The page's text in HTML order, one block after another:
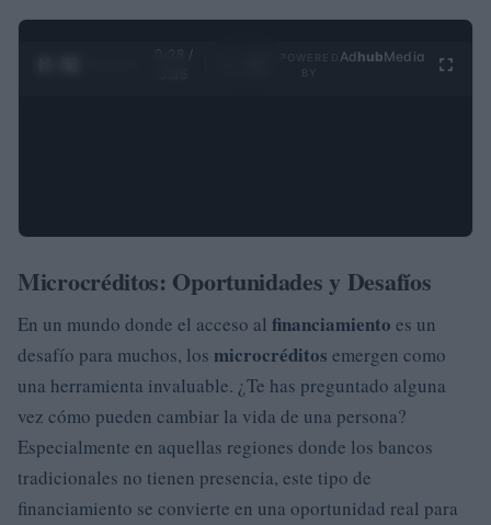
0:28 /
Ad hubMedia
Microcréditos: Oportunidades y Desafíos
En un mundo donde el acceso al financiamiento es un
desafío para muchos, los microcréditos emergen como
una herramienta invaluable. ¿Te has preguntado alguna
vez cómo pueden cambiar la vida de una persona?
Especialmente en aquellas regiones donde los bancos
tradicionales no tienen presencia, este tipo de
financiamiento se convierte en una oportunidad real para